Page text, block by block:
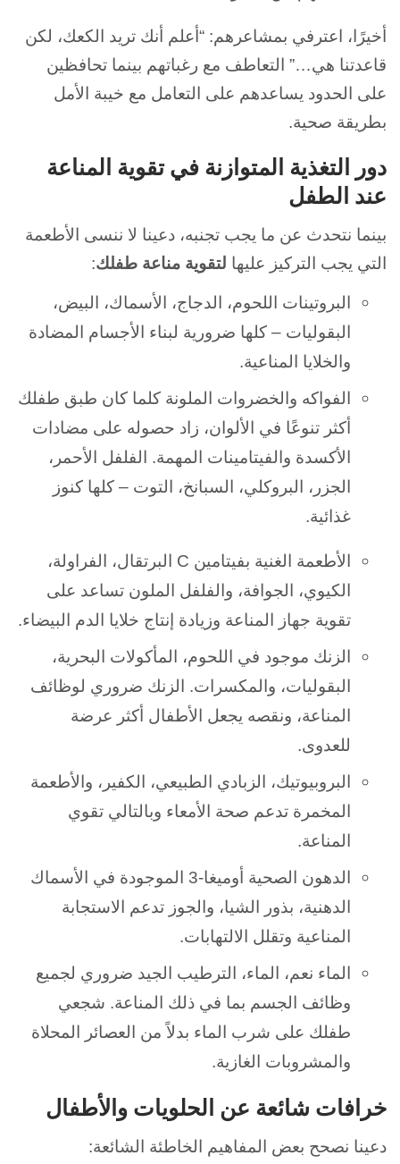
أخيرًا، اعترفي بمشاعرهم: “أعلم أنك تريد الكعك، لكن
قاعدتنا هي…” التعاطف مع رغباتهم بينما تحافظين
على الحدود يساعدهم على التعامل مع خيبة الأمل
بطريقة صحية.
دور التغذية المتوازنة في تقوية المناعة
عند الطفل
بينما نتحدث عن ما يجب تجنبه، دعينا لا ننسى الأطعمة
التي يجب التركيز عليها لتقوية مناعة طفلك:
البروتينات اللحوم، الدجاج، الأسماك، البيض،
البقوليات – كلها ضرورية لبناء الأجسام المضادة
والخلايا المناعية.
الفواكه والخضروات الملونة كلما كان طبق طفلك
أكثر تنوعًا في الألوان، زاد حصوله على مضادات
الأكسدة والفيتامينات المهمة. الفلفل الأحمر،
الجزر، البروكلي، السبانخ، التوت – كلها كنوز
غذائية.
الأطعمة الغنية بفيتامين C البرتقال، الفراولة،
الكيوي، الجوافة، والفلفل الملون تساعد على
تقوية جهاز المناعة وزيادة إنتاج خلايا الدم البيضاء.
الزنك موجود في اللحوم، المأكولات البحرية،
البقوليات، والمكسرات. الزنك ضروري لوظائف
المناعة، ونقصه يجعل الأطفال أكثر عرضة
للعدوى.
البروبيوتيك، الزبادي الطبيعي، الكفير، والأطعمة
المخمرة تدعم صحة الأمعاء وبالتالي تقوي
المناعة.
الدهون الصحية أوميغا-3 الموجودة في الأسماك
الدهنية، بذور الشيا، والجوز تدعم الاستجابة
المناعية وتقلل الالتهابات.
الماء نعم، الماء، الترطيب الجيد ضروري لجميع
وظائف الجسم بما في ذلك المناعة. شجعي
طفلك على شرب الماء بدلاً من العصائر المحلاة
والمشروبات الغازية.
خرافات شائعة عن الحلويات والأطفال
دعينا نصحح بعض المفاهيم الخاطئة الشائعة: